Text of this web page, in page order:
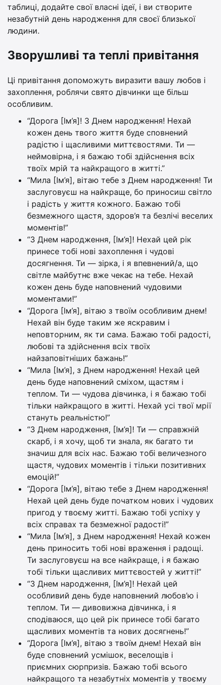
таблиці, додайте свої власні ідеї, і ви створите
незабутній день народження для своєї близької
людини.
Зворушливі та теплі привітання
Ці привітання допоможуть виразити вашу любов і
захоплення, роблячи свято дівчинки ще більш
особливим.
“Дорога [Ім’я]! З Днем народження! Нехай
кожен день твого життя буде сповнений
радістю і щасливими миттєвостями. Ти —
неймовірна, і я бажаю тобі здійснення всіх
твоїх мрій та найкращого в житті.”
“Мила [Ім’я], вітаю тебе з Днем народження! Ти
заслуговуєш на найкраще, бо приносиш світло
і радість у життя кожного. Бажаю тобі
безмежного щастя, здоров’я та безлічі веселих
моментів!”
“З Днем народження, [Ім’я]! Нехай цей рік
принесе тобі нові захоплення і чудові
досягнення. Ти — зірка, і я впевнений/а, що
світле майбутнє вже чекає на тебе. Нехай
кожен день буде наповнений чудовими
моментами!”
“Дорога [Ім’я], вітаю з твоїм особливим днем!
Нехай він буде таким же яскравим і
неповторним, як ти сама. Бажаю тобі радості,
любові та здійснення всіх твоїх
найзаповітніших бажань!”
“Мила [Ім’я], з Днем народження! Нехай цей
день буде наповнений сміхом, щастям і
теплом. Ти — чудова дівчинка, і я бажаю тобі
тільки найкращого в житті. Нехай усі твої мрії
стануть реальністю!”
“З Днем народження, [Ім’я]! Ти — справжній
скарб, і я хочу, щоб ти знала, як багато ти
значиш для всіх нас. Бажаю тобі величезного
щастя, чудових моментів і тільки позитивних
емоцій!”
“Дорога [Ім’я], вітаю тебе з Днем народження!
Нехай цей день буде початком нових і чудових
пригод у твоєму житті. Бажаю тобі успіху у
всіх справах та безмежної радості!”
“Мила [Ім’я], з Днем народження! Нехай кожен
день приносить тобі нові враження і радощі.
Ти заслуговуєш на все найкраще, і я бажаю
тобі тільки щасливих миттєвостей у житті!”
“З Днем народження, [Ім’я]! Нехай цей
особливий день буде наповнений любов’ю і
теплом. Ти — дивовижна дівчинка, і я
сподіваюся, що цей рік принесе тобі багато
щасливих моментів та нових досягнень!”
“Дорога [Ім’я], вітаю з твоїм днем! Нехай він
буде сповнений усмішок, веселощів і
приємних сюрпризів. Бажаю тобі всього
найкращого та незабутніх моментів у твоєму